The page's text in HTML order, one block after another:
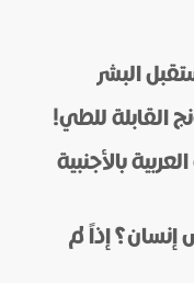
البشر
القابلة للطي!
بالأجنبية
إنسان؟ إذاً لم